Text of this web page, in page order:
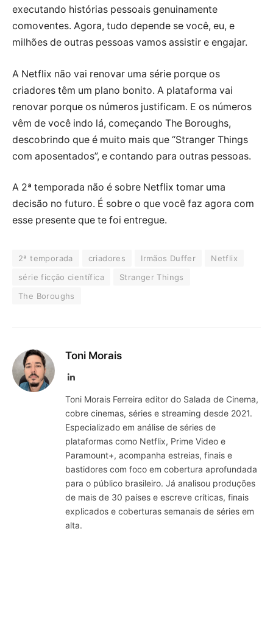
executando histórias pessoais genuinamente
comoventes. Agora, tudo depende se você, eu, e
milhões de outras pessoas vamos assistir e engajar.
A Netflix não vai renovar uma série porque os
criadores têm um plano bonito. A plataforma vai
renovar porque os números justificam. E os números
vêm de você indo lá, começando The Boroughs,
descobrindo que é muito mais que “Stranger Things
com aposentados”, e contando para outras pessoas.
A 2ª temporada não é sobre Netflix tomar uma
decisão no futuro. É sobre o que você faz agora com
esse presente que te foi entregue.
2ª temporada criadores Irmãos Duffer
Netflix
série ficção científica
Stranger Things
The Boroughs
Toni Morais
LinkedIn
Toni Morais Ferreira editor do Salada de Cinema,
cobre cinemas, séries e streaming desde 2021.
Especializado em análise de séries de
plataformas como Netflix, Prime Video e
Paramount+, acompanha estreias, finais e
bastidores com foco em cobertura aprofundada
para o público brasileiro. Já analisou produções
de mais de 30 países e escreve críticas, finais
explicados e coberturas semanais de séries em
alta.